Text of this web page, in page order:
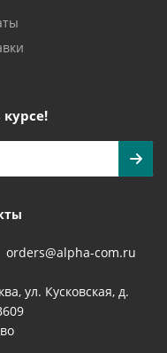
курсе!
orders@alpha-com.ru
ул. Кусковская, д.